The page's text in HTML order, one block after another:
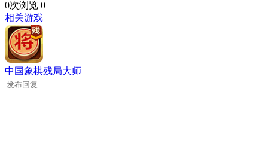
0次浏览 0
相关游戏
中国象棋残局大师